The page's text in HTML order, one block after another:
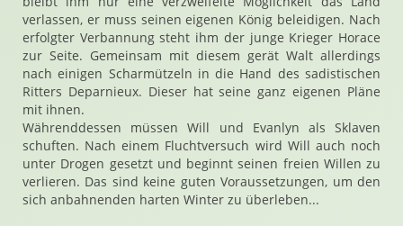
verlassen, er muss seinen eigenen König beleidigen. Nach
erfolgter Verbannung steht ihm der junge Krieger Horace
zur Seite. Gemeinsam mit diesem gerät Walt allerdings
nach einigen Scharmützeln in die Hand des sadistischen
Ritters Deparnieux. Dieser hat seine ganz eigenen Pläne
mit ihnen.
Währenddessen müssen Will und Evanlyn als Sklaven
schuften. Nach einem Fluchtversuch wird Will auch noch
unter Drogen gesetzt und beginnt seinen freien Willen zu
verlieren. Das sind keine guten Voraussetzungen, um den
sich anbahnenden harten Winter zu überleben...